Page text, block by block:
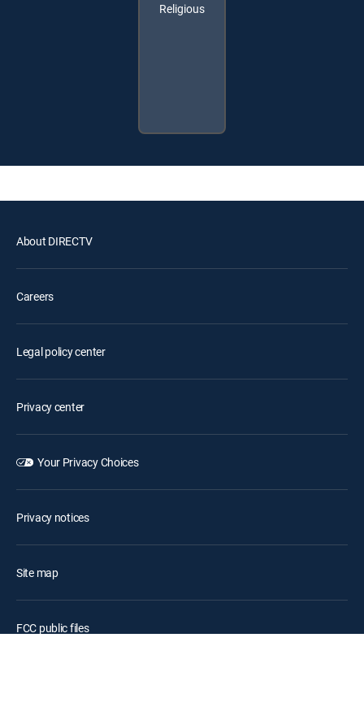
Religious
About DIRECTV
Careers
Legal policy center
Privacy center
Your Privacy Choices
Privacy notices
Site map
FCC public files